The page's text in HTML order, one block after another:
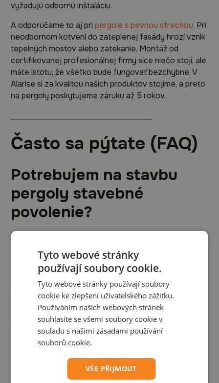
vyžadujú odbornú inštaláciu.
A odporúčame to aj pripergole s pevnou strechou. Pri
neodbornom kotvení do zateplenej fasády hrozí vznik
tepelných mostov alebo zatekanie. Montáž od
certifikovanej profesionálnej firmy síce niečo stojí, ale
máte istotu, že všetko bude fungovať bezchybne. V
Alarise si za kvalitou našich produktov stojíme, a preto
na pergoly poskytujeme záruku až 5 rokov.
Často sa pýtate (FAQ)
Potrebujem na stavbu
pergoly stavebné
povolenie?
Spravidla nie. Ako spomíname
do 5 metrov, väčšinou sa zaobídete bez stavebného
povolenia aj ohlásenia. Vždy však odporúčame overiť
si konkrétnu situáciu na vašom miestnom stavebnom
Aký je hlavný rozdiel v
údržbe medzi drevenou a
hliníkovou pergolou?
Rozdiel je zásadný. Drevo je prírodný materiál, ktorý
Tyto webové stránky
používají soubory cookie.
Tyto webové stránky používají soubory
cookie ke zlepšení uživatelského zážitku.
Používáním našich webových stránek
souhlasíte se všemi soubory cookie v
souladu s našimi zásadami používání
souborů cookie.
VŠE PŘIJMOUT